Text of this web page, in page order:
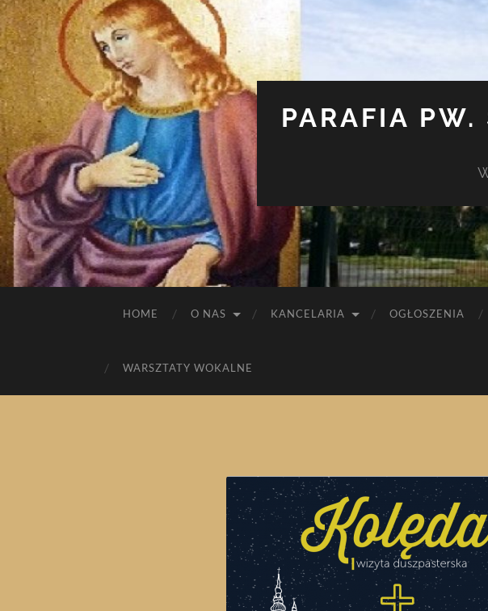
PARAFIA
HOME O NAS KANCELARIA OGŁOSZENIA
WARSZTATY WOKALNE